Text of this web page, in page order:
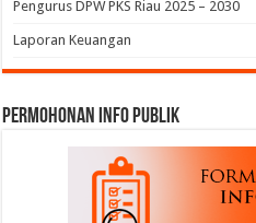
Pengurus DPW PKS Riau 2025 – 2030
Laporan Keuangan
permohonan Info Publik